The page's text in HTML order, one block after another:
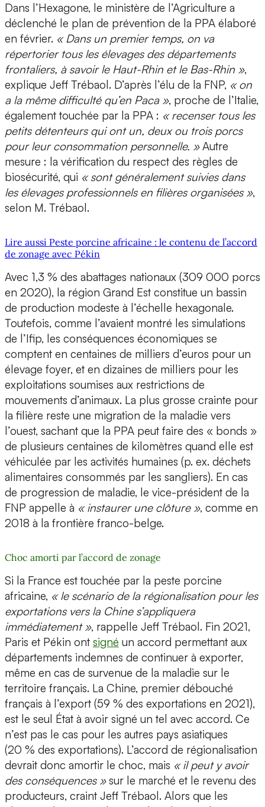
Dans l’Hexagone, le ministère de l’Agriculture a
déclenché le plan de prévention de la PPA élaboré
en février. « Dans un premier temps, on va
répertorier tous les élevages des départements
frontaliers, à savoir le Haut-Rhin et le Bas-Rhin »,
explique Jeff Trébaol. D’après l’élu de la FNP, « on
a la même difficulté qu’en Paca », proche de l’Italie,
également touchée par la PPA : « recenser tous les
petits détenteurs qui ont un, deux ou trois porcs
pour leur consommation personnelle. »Autre
mesure : la vérification du respect des règles de
biosécurité, qui « sont généralement suivies dans
les élevages professionnels en filières organisées »,
selon M. Trébaol.
Lire aussi Peste porcine africaine : le contenu de l’accord
de zonage avec Pékin
Avec 1,3 % des abattages nationaux (309 000 porcs
en 2020), la région Grand Est constitue un bassin
de production modeste à l’échelle hexagonale.
Toutefois, comme l’avaient montré les simulations
de l’Ifip, les conséquences économiques se
comptent en centaines de milliers d’euros pour un
élevage foyer, et en dizaines de milliers pour les
exploitations soumises aux restrictions de
mouvements d’animaux. La plus grosse crainte pour
la filière reste une migration de la maladie vers
l’ouest, sachant que la PPA peut faire des « bonds »
de plusieurs centaines de kilomètres quand elle est
véhiculée par les activités humaines (p. ex. déchets
alimentaires consommés par les sangliers). En cas
de progression de maladie, le vice-président de la
FNP appelle à « instaurer une clôture », comme en
2018 à la frontière franco-belge.
Choc amorti par l’accord de zonage
Si la France est touchée par la peste porcine
africaine, « le scénario de la régionalisation pour les
exportations vers la Chine s’appliquera
immédiatement », rappelle Jeff Trébaol. Fin 2021,
Paris et Pékin ont signé un accord permettant aux
départements indemnes de continuer à exporter,
même en cas de survenue de la maladie sur le
territoire français. La Chine, premier débouché
français à l’export (59 % des exportations en 2021),
est le seul État à avoir signé un tel avec accord. Ce
n’est pas le cas pour les autres pays asiatiques
(20 % des exportations). L’accord de régionalisation
devrait donc amortir le choc, mais « il peut y avoir
des conséquences »sur le marché et le revenu des
producteurs, craint Jeff Trébaol. Alors que les